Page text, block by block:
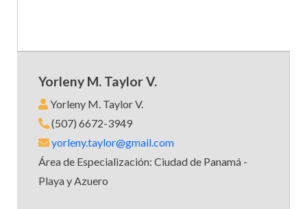
Yorleny M. Taylor V.
Yorleny M. Taylor V.
(507) 6672-3949
yorleny.taylor@gmail.com
Área de Especialización: Ciudad de Panamá -
Playa y Azuero